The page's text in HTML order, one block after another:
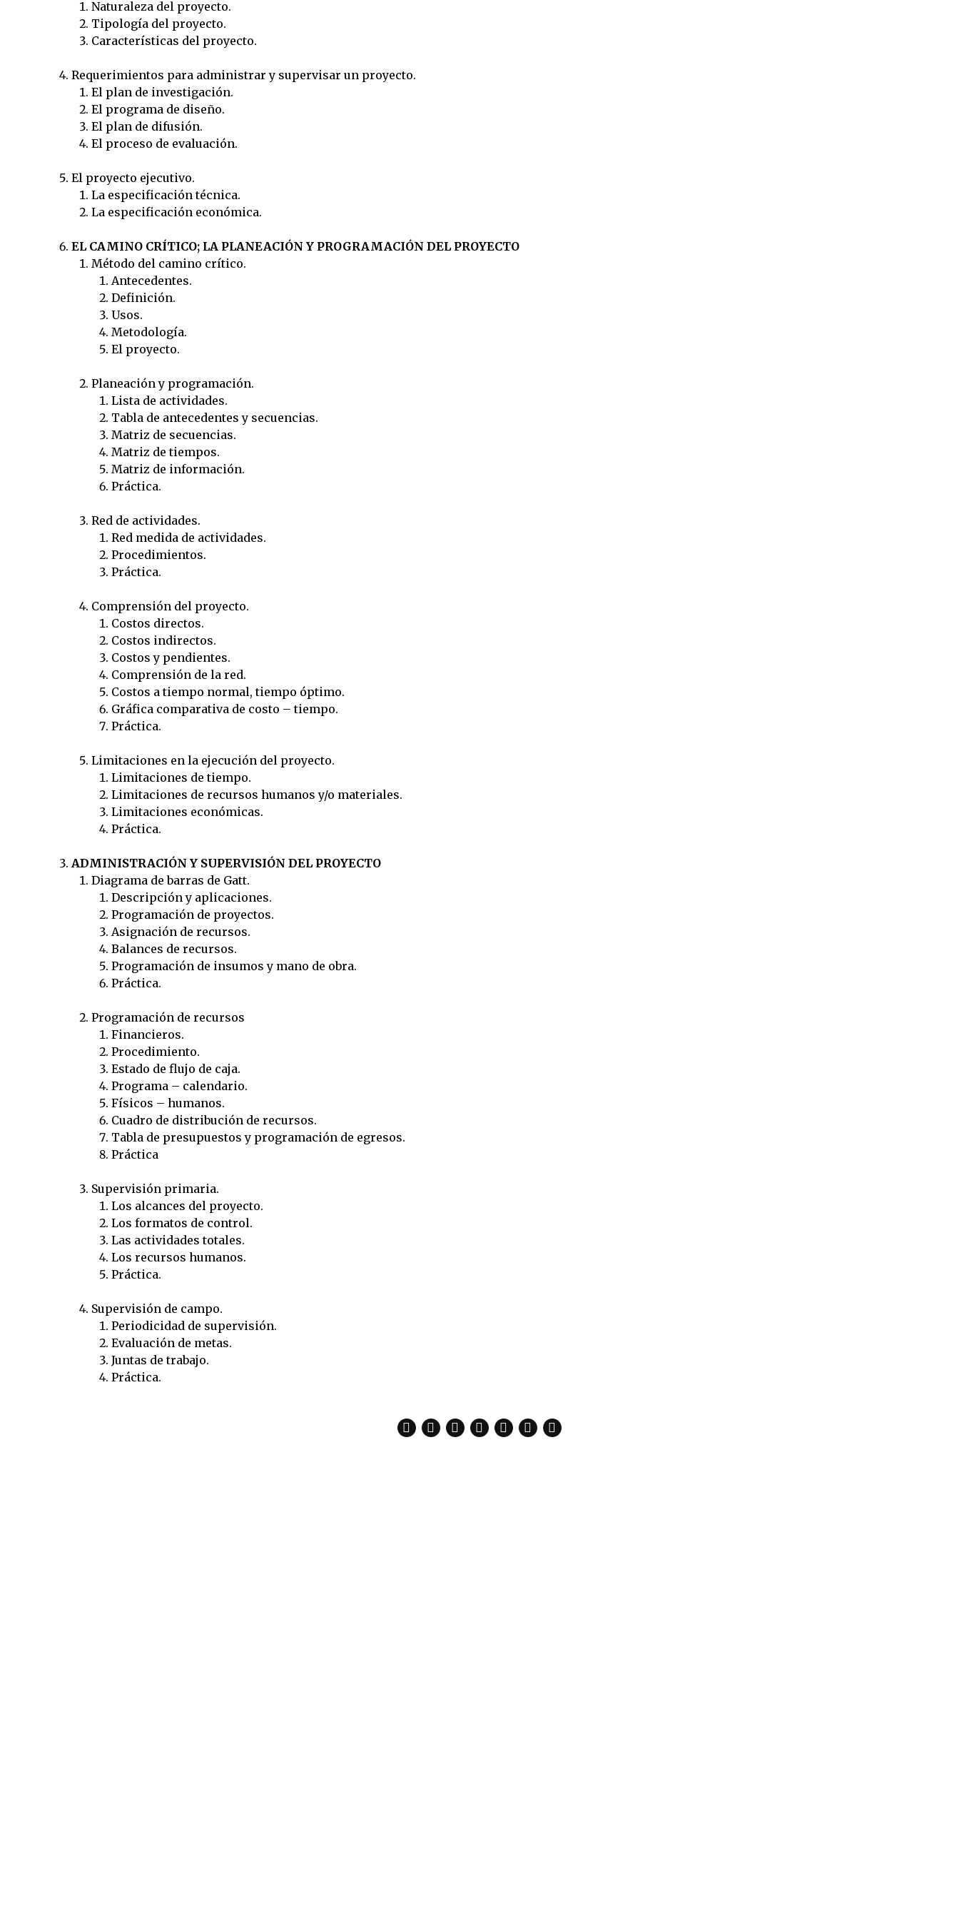
Naturaleza del proyecto.
Tipología del proyecto.
Características del proyecto.
Requerimientos para administrar y supervisar un proyecto.
El plan de investigación.
El programa de diseño.
El plan de difusión.
El proceso de evaluación.
El proyecto ejecutivo.
La especificación técnica.
La especificación económica.
EL CAMINO CRÍTICO; LA PLANEACIÓN Y PROGRAMACIÓN DEL PROYECTO
Método del camino crítico.
Antecedentes.
Definición.
Usos.
Metodología.
El proyecto.
Planeación y programación.
Lista de actividades.
Tabla de antecedentes y secuencias.
Matriz de secuencias.
Matriz de tiempos.
Matriz de información.
Práctica.
Red de actividades.
Red medida de actividades.
Procedimientos.
Práctica.
Comprensión del proyecto.
Costos directos.
Costos indirectos.
Costos y pendientes.
Comprensión de la red.
Costos a tiempo normal, tiempo óptimo.
Gráfica comparativa de costo – tiempo.
Práctica.
Limitaciones en la ejecución del proyecto.
Limitaciones de tiempo.
Limitaciones de recursos humanos y/o materiales.
Limitaciones económicas.
Práctica.
ADMINISTRACIÓN Y SUPERVISIÓN DEL PROYECTO
Diagrama de barras de Gatt.
Descripción y aplicaciones.
Programación de proyectos.
Asignación de recursos.
Balances de recursos.
Programación de insumos y mano de obra.
Práctica.
Programación de recursos
Financieros.
Procedimiento.
Estado de flujo de caja.
Programa – calendario.
Físicos – humanos.
Cuadro de distribución de recursos.
Tabla de presupuestos y programación de egresos.
Práctica
Supervisión primaria.
Los alcances del proyecto.
Los formatos de control.
Las actividades totales.
Los recursos humanos.
Práctica.
Supervisión de campo.
Periodicidad de supervisión.
Evaluación de metas.
Juntas de trabajo.
Práctica.